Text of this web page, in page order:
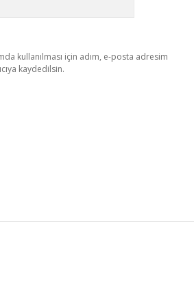
kullanılması için adım, e-posta adresim
kaydedilsin.